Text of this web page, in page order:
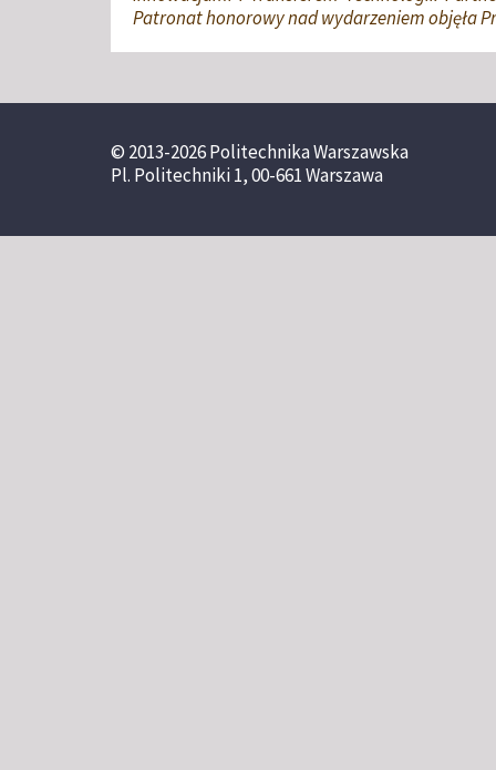
Patronat honorowy nad wydarzeniem objęła
© 2013-2026 Politechnika Warszawska
Pl. Politechniki 1, 00-661 Warszawa